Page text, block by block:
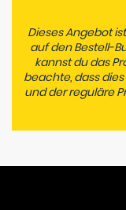
Dieses Angebot
auf den Bestell-
kannst du das
beachte, dass
und der reguläre